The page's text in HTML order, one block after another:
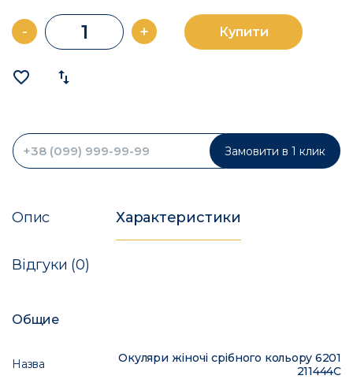
- + Купити
favorite_border import_export
Замовити в 1 клик
Опис Характеристики
Відгуки (0)
Общие
Назва
Окуляри жіночі срібного кольору 6201
211444C